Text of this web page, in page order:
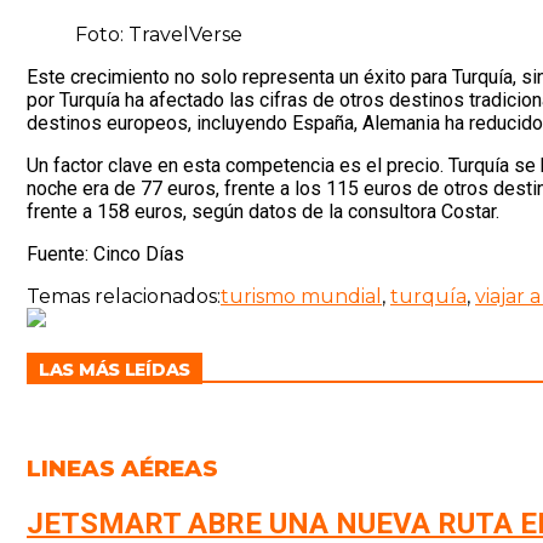
Foto: TravelVerse
Este crecimiento no solo representa un éxito para Turquía,
por Turquía ha afectado las cifras de otros destinos
destinos europeos, incluyendo España, Alemania ha
Un factor clave en esta competencia es el precio. Turquía
noche era de 77 euros, frente a los 115 euros de otros
frente a 158 euros, según datos de la consultora Costar.
Fuente: Cinco Días
Temas relacionados:turismo mundial , turquía, viajar
LAS MÁS LEÍDAS
LINEAS AÉREAS
JETSMART ABRE UNA NUEVA RUTA